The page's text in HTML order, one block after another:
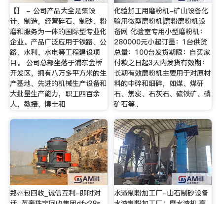
【】 - 公司产品大全是集设
计、制造，经营碎石、制砂、粉
磨和服务为一体的国际型专业化
企业。产品广泛应用于铁路、公
路、水利、水电等工程建设项
目。 公司总部坐落于浦东金桥
开发区，拥有八万多平方米的生
产基地、先进的机械生产设备和
大批量生产能力，职工四百余
人，教授、博士和
化验加工用磨粉机-矿山设备化
验用微型磨粉机|磨粉磨粉机设
备网 化验室专用小型磨粉机：
280000元小起订量：1台供货
总量：100台发货期限：自买家
付款之日起3天内发货有效期：
长期有效磨粉机主要用于对原材
料的中碎和细碎，如煤、煤矸
石、焦炭、石灰石、硫铁矿、磷
矿石等。
郑州包回收_诚信互利-即时对
水渣制粉加工厂-山石制砂设备